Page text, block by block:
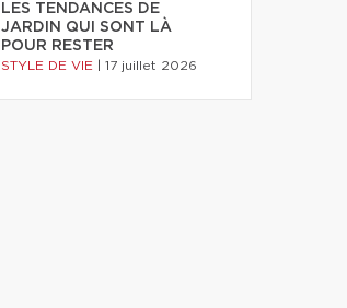
LES TENDANCES DE
JARDIN QUI SONT LÀ
POUR RESTER
STYLE DE VIE 17 juillet 2026